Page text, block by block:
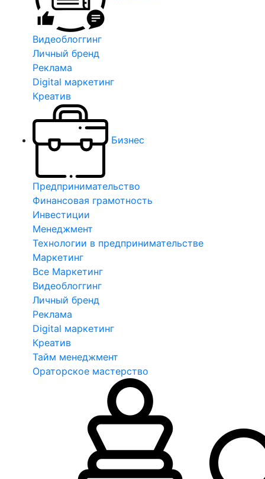
Видеоблоггинг
Личный бренд
Реклама
Digital маркетинг
Креатив
Бизнес
Предпринимательство
Финансовая грамотность
Инвестиции
Менеджмент
Технологии в предпринимательстве
Маркетинг
Все Маркетинг
Видеоблоггинг
Личный бренд
Реклама
Digital маркетинг
Креатив
Тайм менеджмент
Ораторское мастерство